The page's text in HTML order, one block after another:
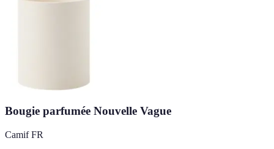
Bougie parfumée Nouvelle Vague
Camif FR